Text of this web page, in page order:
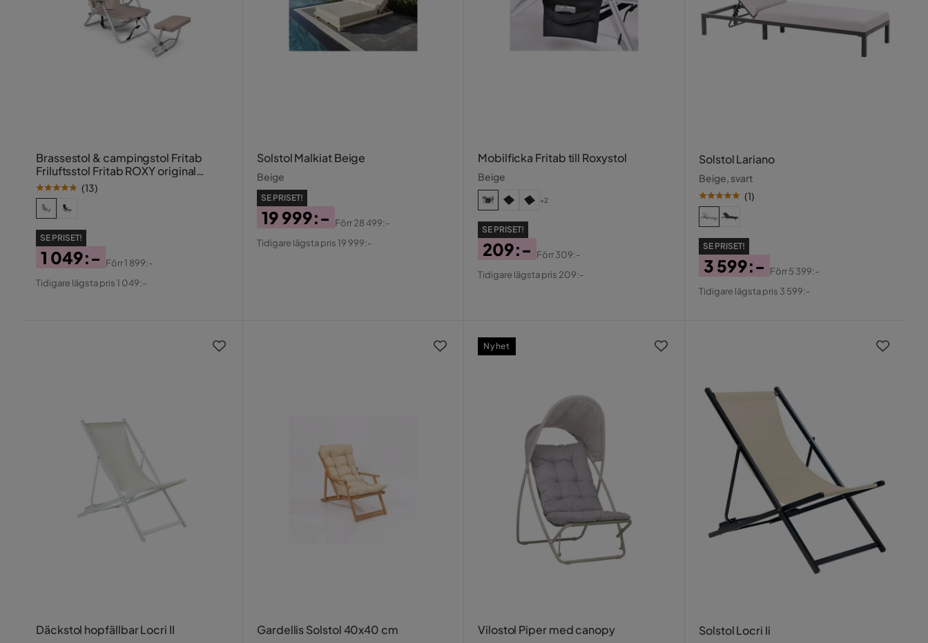
Brassestol & campingstol Fritab
Friluftsstol Fritab ROXY original
Beige
(13)
SE PRISET!
Pris
1 049:-
Original
Förr1 899:-
Tidigare lägsta pris 1 049:-
Solstol Malkiat Beige
Beige
SE PRISET!
Pris
19 999:-
Original
Förr28 499:-
Tidigare lägsta pris 19 999:-
Mobilficka Fritab till Roxystol
Beige
+2
SE PRISET!
Pris
209:-
Original
Förr309:-
Tidigare lägsta pris 209:-
Solstol Lariano
Beige, svart
(1)
SE PRISET!
Pris
3 599:-
Original
Förr5 399:-
Tidigare lägsta pris 3 599:-
Däckstol hopfällbar Locri II Gardellis Solstol 40x40 cm Vilostol Piper med canopy
Nyhet
Solstol Locri Ii